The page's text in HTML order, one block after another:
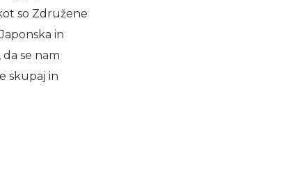
so Združene
in
se nam
skupaj in